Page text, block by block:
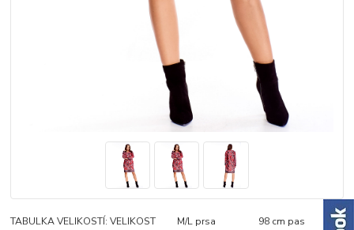
TABULKA VELIKOSTÍ: VELIKOST M/L prsa 98 cm pas